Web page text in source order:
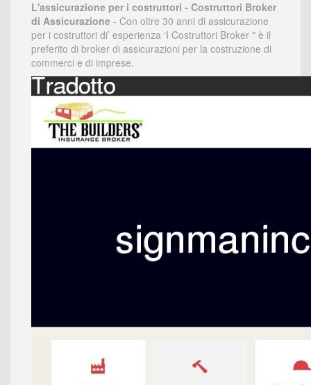
L'assicurazione per i costruttori - Costruttori Broker
di Assicurazione - Con oltre 30 anni di assicurazione
per i costruttori di’ esperienza ‘I Costruttori Broker " è il
preferito di broker di assicurazioni per la costruzione di
commerci e di imprese.